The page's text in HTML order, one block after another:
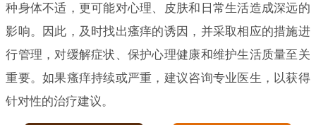
种身体不适，更可能对心理、皮肤和日常生活造成深远的
影响。因此，及时找出瘙痒的诱因，并采取相应的措施进
行管理，对缓解症状、保护心理健康和维护生活质量至关
重要。如果瘙痒持续或严重，建议咨询专业医生，以获得
针对性的治疗建议。